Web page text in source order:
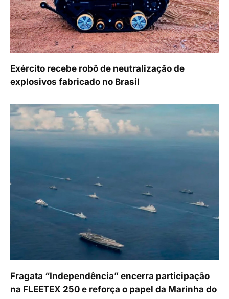
Exército recebe robô de neutralização de
explosivos fabricado no Brasil
Fragata “Independência” encerra participação
na FLEETEX 250 e reforça o papel da Marinha do